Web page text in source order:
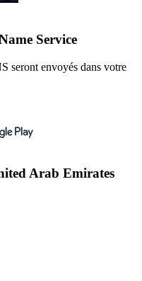
Service
seront envoyés dans votre
Arab Emirates